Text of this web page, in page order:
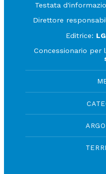
Testata
Direttore
Editrice:
Concessionario per